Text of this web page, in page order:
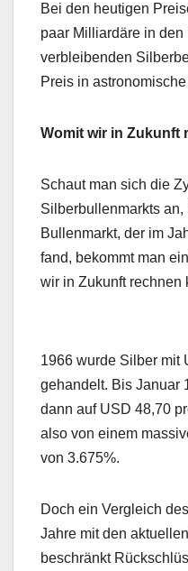
Bei den heutigen
paar Milliardäre in
verbleibenden
Preis in
Womit wir in Zukunft
Schaut man sich die
Silberbullenmarkts
Bullenmarkt, der im
fand, bekommt man
wir in Zukunft rechnen
1966 wurde Silber mit
gehandelt. Bis Januar
dann auf USD 48,70
also von einem
von 3.675%.
Doch ein Vergleich
Jahre mit den
beschränkt